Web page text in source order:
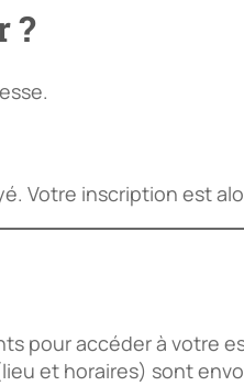
?
Votre inscription est
pour accéder à votre
et horaires) sont